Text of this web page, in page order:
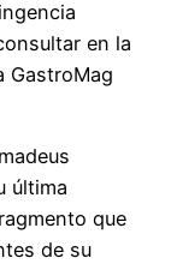
en la
GastroMag
última
que
de su